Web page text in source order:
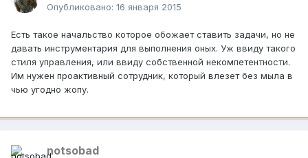
Опубликовано: 16 января 2015
Есть такое начальство которое обожает ставить задачи, но не
давать инструментария для выполнения оных. Уж ввиду такого
стиля управления, или ввиду собственной некомпетентности.
Им нужен проактивный сотрудник, который влезет без мыла в
чью угодно жопу.
notsobad